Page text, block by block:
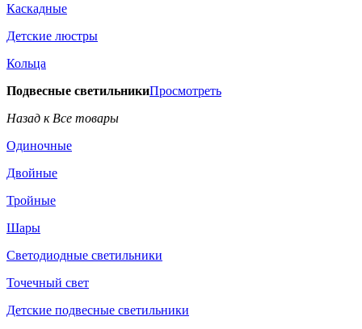
Каскадные
Детские люстры
Кольца
Подвесные светильникиПросмотреть
Назад к Все товары
Одиночные
Двойные
Тройные
Шары
Светодиодные светильники
Точечный свет
Детские подвесные светильники